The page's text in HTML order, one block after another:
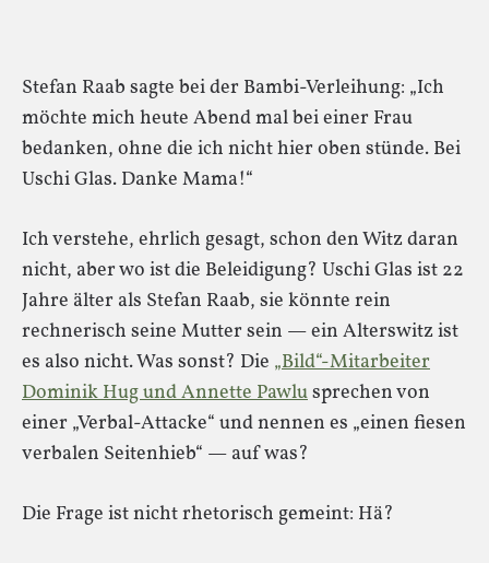
Stefan Raab sagte bei der Bambi-Verleihung: „Ich
möchte mich heute Abend mal bei einer Frau
bedanken, ohne die ich nicht hier oben stünde. Bei
Uschi Glas. Danke Mama!“
Ich verstehe, ehrlich gesagt, schon den Witz daran
nicht, aber wo ist die Beleidigung? Uschi Glas ist 22
Jahre älter als Stefan Raab, sie könnte rein
rechnerisch seine Mutter sein — ein Alterswitz ist
es also nicht. Was sonst? Die „Bild“-Mitarbeiter
Dominik Hug und Annette Pawlusprechen von
einer „Verbal-Attacke“ und nennen es „einen fiesen
verbalen Seitenhieb“ — auf was?
Die Frage ist nicht rhetorisch gemeint: Hä?